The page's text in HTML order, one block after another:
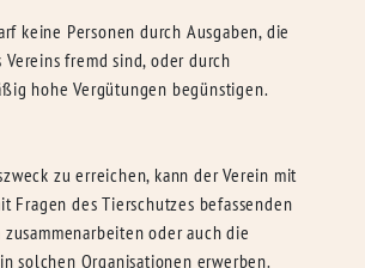
keine Personen durch Ausgaben, die
Vereins fremd sind, oder durch
hohe Vergütungen begünstigen.
zu erreichen, kann der Verein mit
Fragen des Tierschutzes befassenden
oder auch die
solchen Organisationen erwerben.